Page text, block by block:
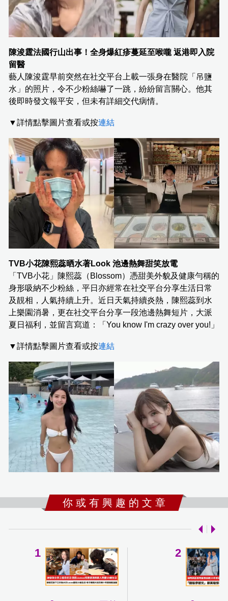
陳浚霆法國行山出事！全身爆紅疹蔓延至喉嚨 返港即入院
留醫
藝人陳浚霆早前突然在社交平台上載一張身在醫院「吊鹽
水」的照片，令不少粉絲嚇了一跳，紛紛留言關心。他其
後即時發文報平安，但未有詳細交代病情。
▼詳情點擊圖片查看或按連結
TVB小花陳熙蕊晒水著Look 池邊熱舞甜笑放電
「TVB小花」陳熙蕊（Blossom）憑甜美外貌及健康勻稱的
身形吸納不少粉絲，平日亦經常在社交平台分享生活日常
及靚相，人氣持續上升。近日天氣持續炎熱，陳熙蕊到水
上樂園消暑，更在社交平台分享一段池邊熱舞短片，大派
夏日福利，並留言寫道：「You know I'm crazy over you!」
▼詳情點擊圖片查看或按連結
你 或 有 興 趣 的 文 章